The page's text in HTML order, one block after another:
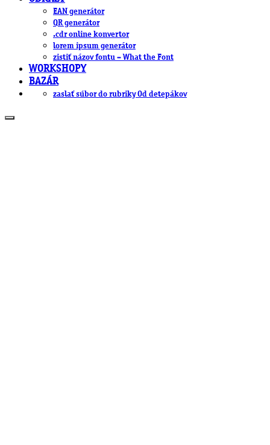
EAN generátor
QR generátor
.cdr online konvertor
lorem ipsum generátor
zistiť názov fontu – What the Font
WORKSHOPY
BAZÁR
zaslať súbor do rubriky Od detepákov